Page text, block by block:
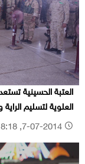
العتبة الحسينية
العلوية لتسليم